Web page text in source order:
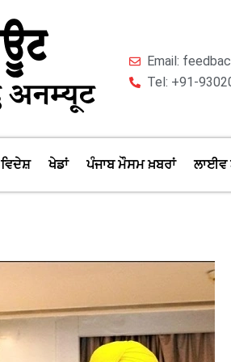
Email:
Tel: +91-
ਵਿਦੇਸ਼ ਖੇਡਾਂ ਪੰਜਾਬ ਮੌਸਮ ਖ਼ਬਰਾਂ ਲਾਈਵ